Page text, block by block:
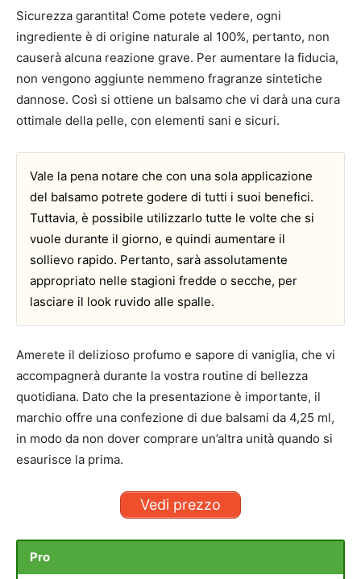
Sicurezza garantita! Come potete vedere, ogni
ingrediente è di origine naturale al 100%, pertanto, non
causerà alcuna reazione grave. Per aumentare la fiducia,
non vengono aggiunte nemmeno fragranze sintetiche
dannose. Così si ottiene un balsamo che vi darà una cura
ottimale della pelle, con elementi sani e sicuri.
Vale la pena notare che con una sola applicazione
del balsamo potrete godere di tutti i suoi benefici.
Tuttavia, è possibile utilizzarlo tutte le volte che si
vuole durante il giorno, e quindi aumentare il
sollievo rapido. Pertanto, sarà assolutamente
appropriato nelle stagioni fredde o secche, per
lasciare il look ruvido alle spalle.
Amerete il delizioso profumo e sapore di vaniglia, che vi
accompagnerà durante la vostra routine di bellezza
quotidiana. Dato che la presentazione è importante, il
marchio offre una confezione di due balsami da 4,25 ml,
in modo da non dover comprare un’altra unità quando si
esaurisce la prima.
Vedi prezzo
Pro